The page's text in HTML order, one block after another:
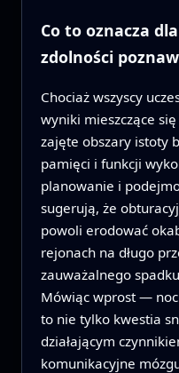
Co to oznacza
zdolności
Chociaż wszyscy
wyniki mieszczące
zajęte obszary istoty
pamięci i funkcji
planowanie i
sugerują, że
powoli erodować
rejonach na długo
zauważalnego
Mówiąc wprost —
to nie tylko kwestia
działającym
komunikacyjne